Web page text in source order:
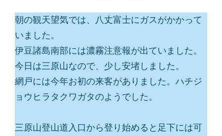
朝の観天望気では、八丈富士にガスがかかって
いました。
伊豆諸島南部には濃霧注意報が出ていました。
今日は三原山なので、少し安堵しました。
網戸には今年お初の来客がありました。ハチジ
ョウヒラタクワガタのようでした。
三原山登山道入口から登り始めると足下には可